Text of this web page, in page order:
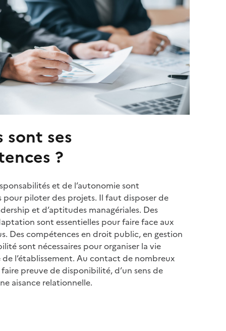
sont ses
?
et de l’autonomie sont
pour piloter des projets. Il faut disposer de
et d’aptitudes managériales. Des
sont essentielles pour faire face aux
Des compétences en droit public, en gestion
sont nécessaires pour organiser la vie
l’établissement. Au contact de nombreux
preuve de disponibilité, d’un sens de
aisance relationnelle.